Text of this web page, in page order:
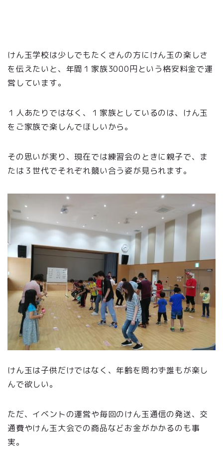
けん玉学校は少しでもたくさんの方にけん玉の楽しさ
を伝えたいと、年間１家族3000円という格安料金で運
営しています。
１人あたりではなく、１家族としているのは、けん玉
をご家族で楽しんでほしいから。
その思いが実り、現在では練習会のときに親子で、ま
たは３世代でそれぞれ競い合う姿が見られます。
けん玉は子供だけではなく、年齢を問わず誰もが楽し
んで欲しい。
ただ、イベントの運営や毎回のけん玉通信の発送、交
通費やけん玉大会での商品などお金がかかるのも事
実。